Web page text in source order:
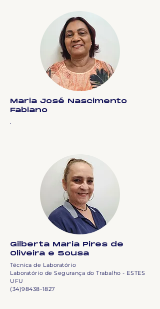
Maria José Nascimento
Fabiano
.
Gilberta Maria Pires de
Oliveira e Sousa
Técnica de Laboratório
Laboratório de Segurança do Trabalho - ESTES
UFU
(34)98438-1827